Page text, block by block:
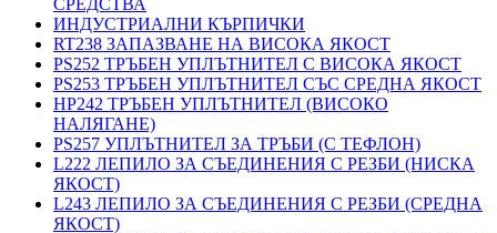
СРЕДСТВА
ИНДУСТРИАЛНИ КЪРПИЧКИ
RT238 ЗАПАЗВАНЕ НА ВИСОКА ЯКОСТ
PS252 ТРЪБЕН УПЛЪТНИТЕЛ С ВИСОКА ЯКОСТ
PS253 ТРЪБЕН УПЛЪТНИТЕЛ СЪС СРЕДНА ЯКОСТ
HP242 ТРЪБЕН УПЛЪТНИТЕЛ (ВИСОКО
НАЛЯГАНЕ)
PS257 УПЛЪТНИТЕЛ ЗА ТРЪБИ (С ТЕФЛОН)
L222 ЛЕПИЛО ЗА СЪЕДИНЕНИЯ С РЕЗБИ (НИСКА
ЯКОСТ)
L243 ЛЕПИЛО ЗА СЪЕДИНЕНИЯ С РЕЗБИ (СРЕДНА
ЯКОСТ)